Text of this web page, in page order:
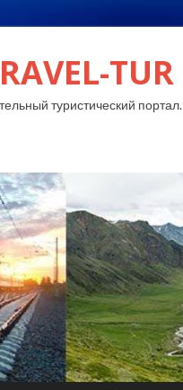
TUR
туристический портал.